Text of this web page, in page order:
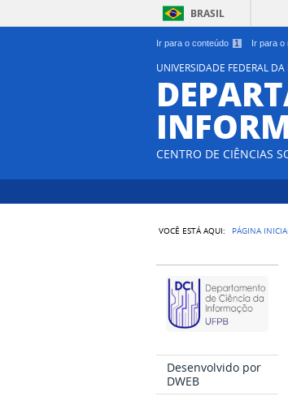
Ir para o conteúdo 1 Ir para o
BRASIL
UNIVERSIDADE FEDERAL
CENTRO DE CIÊNCIAS
VOCÊ ESTÁ AQUI: PÁGINA
Desenvolvido por
DWEB